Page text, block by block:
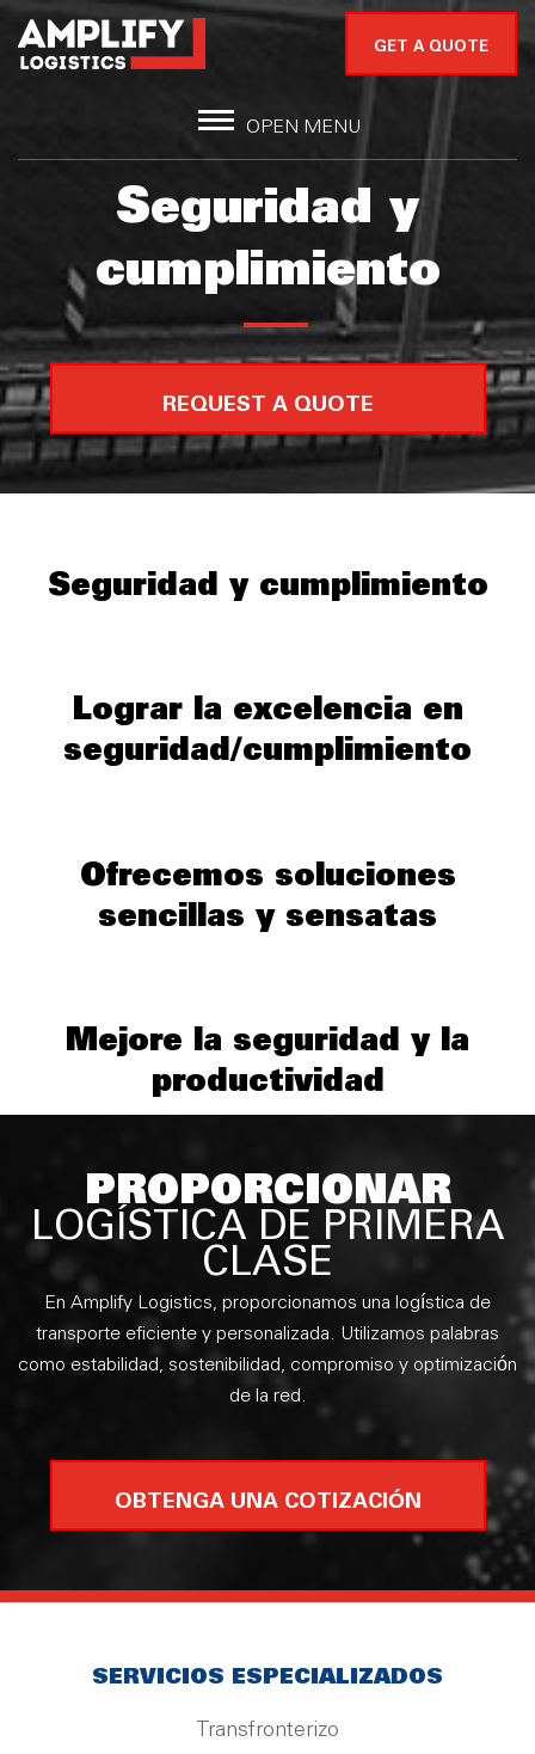
OPEN MENU
GET A QUOTE
Seguridad y
cumplimiento
REQUEST A QUOTE
Seguridad y cumplimiento
Lograr la excelencia en
seguridad/cumplimiento
Ofrecemos soluciones
sencillas y sensatas
Mejore la seguridad y la
productividad
PROPORCIONAR
LOGÍSTICA DE PRIMERA
CLASE
En Amplify Logistics, proporcionamos una logística de
transporte eficiente y personalizada. Utilizamos palabras
como estabilidad, sostenibilidad, compromiso y optimización
de la red.
OBTENGA UNA COTIZACIÓN
SERVICIOS ESPECIALIZADOS
Transfronterizo